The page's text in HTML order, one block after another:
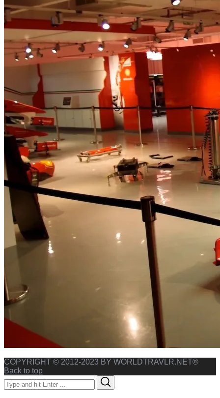
COPYRIGHT © 2012-2023 BY WORLDTRAVLR.NET®
Back to top
Search
for: